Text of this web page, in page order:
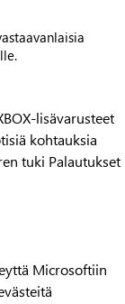
lisävarusteet
kohtauksia
tuki Palautukset
Microsoftiin